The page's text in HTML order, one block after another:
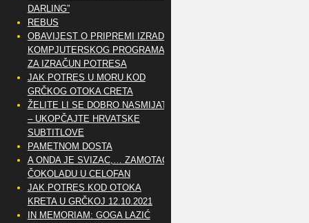
DARLING”
REBUS
OBAVIJEST O PRIPREMI IZRADE
KOMPJUTERSKOG PROGRAMA
ZA IZRAČUN POTRESA
JAK POTRES U MORU KOD
GRČKOG OTOKA CRETA
ŽELITE LI SE DOBRO NASMIJATI
– UKOPČAJTE HRVATSKE
SUBTITLOVE
PAMETNOM DOSTA
A ONDA JE SVIZAC,… ZAMOTAO
ČOKOLADU U CELOFAN
JAK POTRES KOD OTOKA
KRETA U GRČKOJ 12.10.2021
IN MEMORIAM: GOGA LAZIĆ